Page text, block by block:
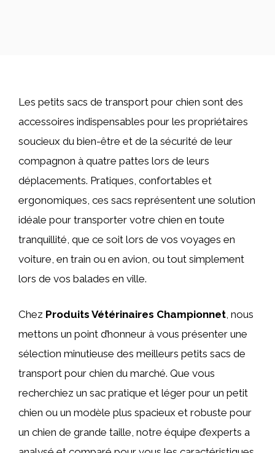
Les petits sacs de transport pour chien sont des
accessoires indispensables pour les propriétaires
soucieux du bien-être et de la sécurité de leur
compagnon à quatre pattes lors de leurs
déplacements. Pratiques, confortables et
ergonomiques, ces sacs représentent une solution
idéale pour transporter votre chien en toute
tranquillité, que ce soit lors de vos voyages en
voiture, en train ou en avion, ou tout simplement
lors de vos balades en ville.
Chez Produits Vétérinaires Championnet , nous
mettons un point d’honneur à vous présenter une
sélection minutieuse des meilleurs petits sacs de
transport pour chien du marché. Que vous
recherchiez un sac pratique et léger pour un petit
chien ou un modèle plus spacieux et robuste pour
un chien de grande taille, notre équipe d’experts a